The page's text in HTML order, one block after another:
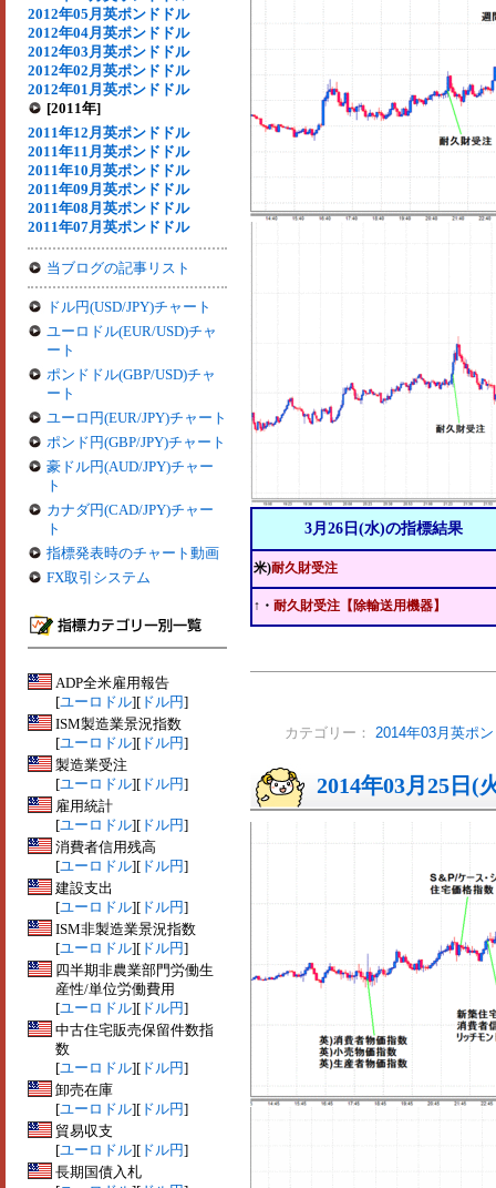
2012年05月英ポンドドル
2012年04月英ポンドドル
2012年03月英ポンドドル
2012年02月英ポンドドル
2012年01月英ポンドドル
[2011年]
2011年12月英ポンドドル
2011年11月英ポンドドル
2011年10月英ポンドドル
2011年09月英ポンドドル
2011年08月英ポンドドル
2011年07月英ポンドドル
当ブログの記事リスト
ドル円(USD/JPY)チャート
ユーロドル(EUR/USD)チャ
ート
ポンドドル(GBP/USD)チャ
ート
ユーロ円(EUR/JPY)チャート
ポンド円(GBP/JPY)チャート
豪ドル円(AUD/JPY)チャー
ト
カナダ円(CAD/JPY)チャー
ト
指標発表時のチャート動画
FX取引システム
ADP全米雇用報告
[ユーロドル][ ドル円]
ISM製造業景況指数
[ユーロドル][ ドル円]
製造業受注
[ユーロドル][ ドル円]
雇用統計
[ユーロドル][ ドル円]
消費者信用残高
[ユーロドル][ ドル円]
建設支出
[ユーロドル][ ドル円]
ISM非製造業景況指数
[ユーロドル][ ドル円]
四半期非農業部門労働生
産性/単位労働費用
[ユーロドル][ ドル円]
中古住宅販売保留件数指
数
[ユーロドル][ ドル円]
卸売在庫
[ユーロドル][ ドル円]
貿易収支
[ユーロドル][ ドル円]
長期国債入札
3月26日(水)の指標結果
米)耐久財受注
↑・ 耐久財受注【除輸送用機器】
カテゴリー： 2014年03月英ポ
2014年03月25日(